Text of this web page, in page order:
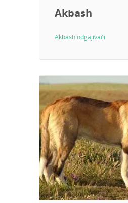
Akbash
Akbash odgajivači